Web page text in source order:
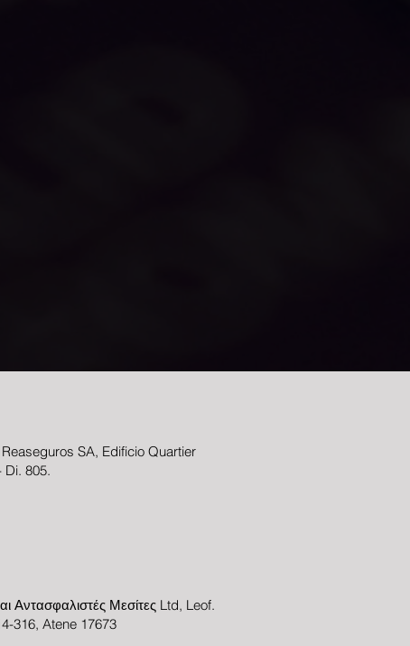
SA, Edificio Quartier
Di. 805.
Αντασφαλιστές Μεσίτες Ltd, Leof.
316, Atene 17673